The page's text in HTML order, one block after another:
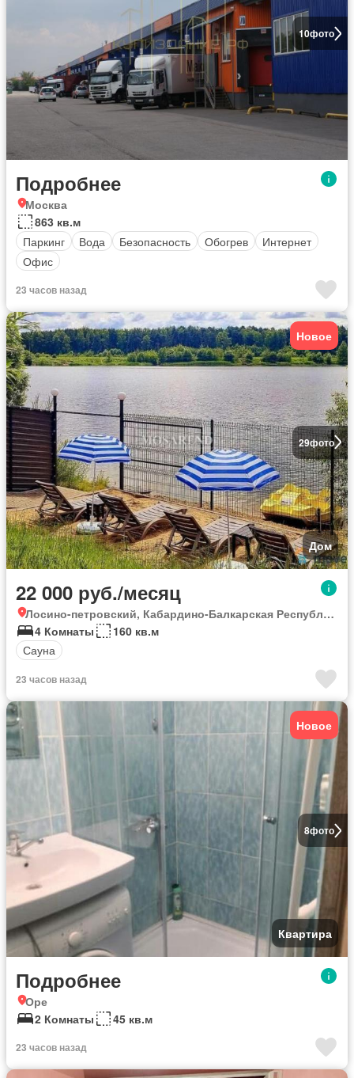
10фото
Подробнее
Москва
863 кв.м
Паркинг
Вода Безопасность Обогрев
Интернет
Офис
23 часов назад
29фото
Новое
Дом
22 000 руб./месяц
Лосино-петровский, Кабардино-Балкарская Республика
4 Комнаты
160 кв.м
Сауна
23 часов назад
8фото
Новое
Квартира
Подробнее
Оре
2 Комнаты
45 кв.м
23 часов назад